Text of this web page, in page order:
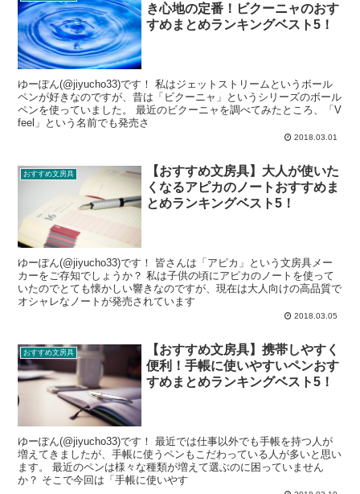
き心地の定番！ビクーニャのおす
すめまとめランキングベスト5！
ゆーぽん(@jiyucho33)です！ 私はジェットストリームというボール
ペンが好きなのですが、昔は「ビクーニャ」というシリーズのボール
ペンを使っていました。 最近のビクーニャを調べてみたところ、「V
feel」という名前でも発売さ
2018.03.01
おすすめ文房具
【おすすめ文房具】大人が使いた
くなるアピカのノートおすすめま
とめランキングベスト5！
ゆーぽん(@jiyucho33)です！ 皆さんは「アピカ」という文房具メー
カーをご存知でしょうか？ 私は子供の頃にアピカのノートを使って
いたのでとても懐かしい響きなのですが、現在は大人向けの高品質で
オシャレなノートが発売されています
2018.03.05
おすすめ文房具
【おすすめ文房具】携帯しやすく
便利！手帳に使いやすいペンおす
すめまとめランキングベスト5！
ゆーぽん(@jiyucho33)です！ 最近では仕事以外でも手帳を持つ人が
増えてきましたが、手帳に使うペンもこだわっている人が多いと思い
ます。 最近のペンは様々な種類が増えて選ぶのに困っていません
か？ そこで今回は「手帳に使いやす